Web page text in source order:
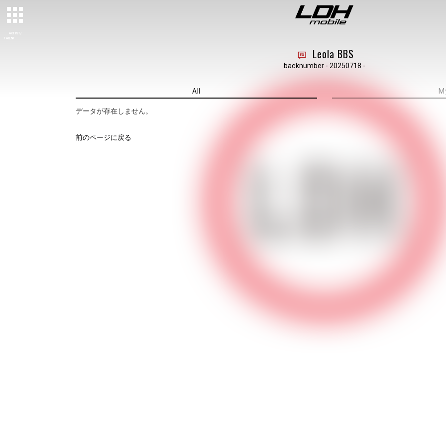
ARTIST/
TALENT
Leola BBS
backnumber - 20250718 -
All
データが存在しません。
前のページに戻る